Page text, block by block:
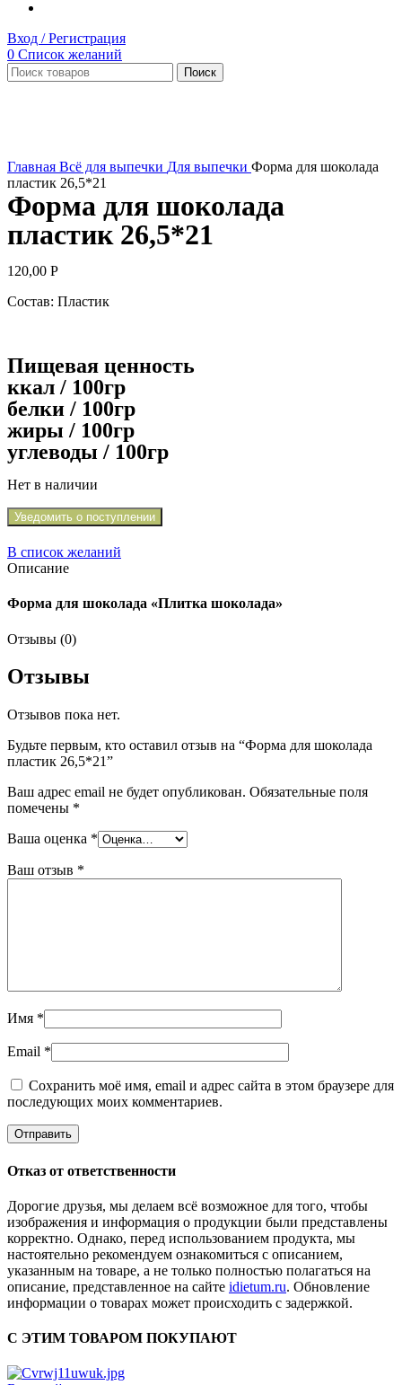
Вход / Регистрация
0 Список желаний
Поиск
Главная Всё для выпечки Для выпечки Форма для шоколада
пластик 26,5*21
Форма для шоколада
пластик 26,5*21
120,00 Р
Состав: Пластик
Пищевая ценность
ккал / 100гр
белки / 100гр
жиры / 100гр
углеводы / 100гр
Нет в наличии
Уведомить о поступлении
В список желаний
Описание
Форма для шоколада «Плитка шоколада»
Отзывы (0)
Отзывы
Отзывов пока нет.
Будьте первым, кто оставил отзыв на “Форма для шоколада
пластик 26,5*21”
Ваш адрес email не будет опубликован. Обязательные поля
помечены *
Ваша оценка *
Ваш отзыв *
Имя *
Email *
Сохранить моё имя, email и адрес сайта в этом браузере для
последующих моих комментариев.
Отказ от ответственности
Дорогие друзья, мы делаем всё возможное для того, чтобы
изображения и информация о продукции были представлены
корректно. Однако, перед использованием продукта, мы
настоятельно рекомендуем ознакомиться с описанием,
указанным на товаре, а не только полностью полагаться на
описание, представленное на сайте idietum.ru. Обновление
информации о товарах может происходить с задержкой.
С ЭТИМ ТОВАРОМ ПОКУПАЮТ